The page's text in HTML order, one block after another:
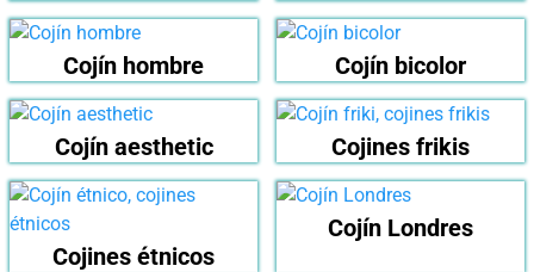
Cojín hombre Cojín bicolor
Cojín aesthetic Cojines frikis
Cojines étnicos
Cojín Londres